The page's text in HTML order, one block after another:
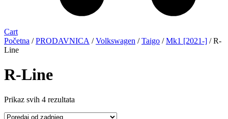
Cart
Početna /PRODAVNICA /Volkswagen /Taigo /Mk1 [2021-] / R-
Line
R-Line
Prikaz svih 4 rezultata